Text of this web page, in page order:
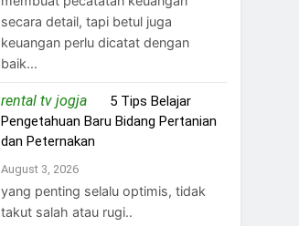
secara detail, tapi betul juga
keuangan perlu dicatat dengan
baik...
rental tv jogjaon 5 Tips Belajar
Pengetahuan Baru Bidang Pertanian
dan Peternakan
August 3, 2026
yang penting selalu optimis, tidak
takut salah atau rugi..